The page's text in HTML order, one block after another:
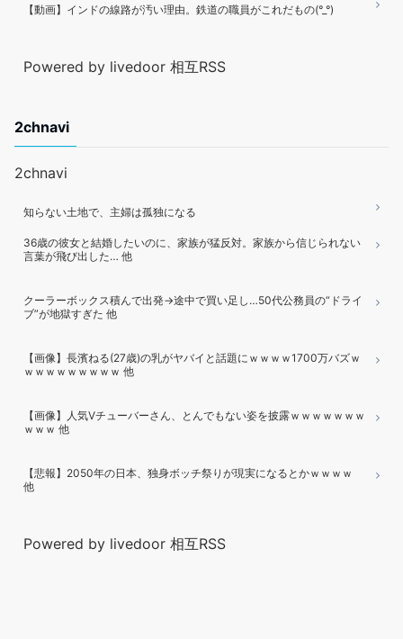
【動画】インドの線路が汚い理由。鉄道の職員がこれだもの(°_°)
Powered by livedoor 相互RSS
2chnavi
2chnavi
知らない土地で、主婦は孤独になる
36歳の彼女と結婚したいのに、家族が猛反対。家族から信じられない
言葉が飛び出した… 他
クーラーボックス積んで出発→途中で買い足し…50代公務員の“ドライ
ブ”が地獄すぎた 他
【画像】長濱ねる(27歳)の乳がヤバイと話題にｗｗｗｗ1700万バズｗ
ｗｗｗｗｗｗｗｗｗ 他
【画像】人気Vチューバーさん、とんでもない姿を披露ｗｗｗｗｗｗｗ
ｗｗｗ 他
【悲報】2050年の日本、独身ボッチ祭りが現実になるとかｗｗｗｗ
他
Powered by livedoor 相互RSS